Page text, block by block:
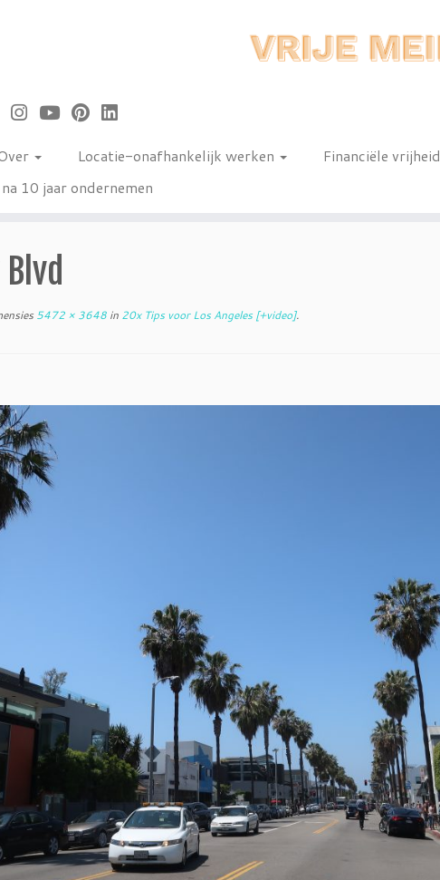
Locatie-onafhankelijk werken Financiële vrijheid
10 jaar ondernemen
5472 × 3648 in 20x Tips voor Los Angeles [+video].